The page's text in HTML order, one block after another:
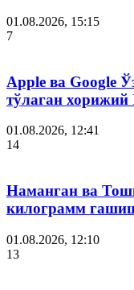
01.08.2026, 15:15
7
Apple ва Google
тўлаган
01.08.2026, 12:41
14
Наманган ва
килограмм
01.08.2026, 12:10
13